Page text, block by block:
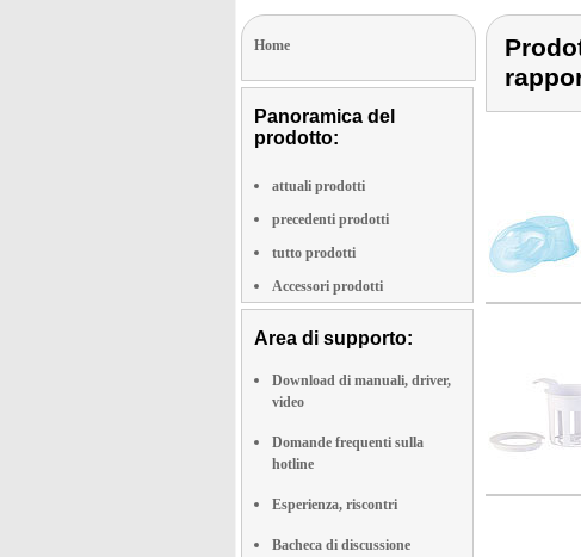
Home
Panoramica del
prodotto:
attuali prodotti
precedenti prodotti
tutto prodotti
Accessori prodotti
Area di supporto:
Download di manuali, driver,
video
Domande frequenti sulla
hotline
Esperienza, riscontri
Bacheca di discussione